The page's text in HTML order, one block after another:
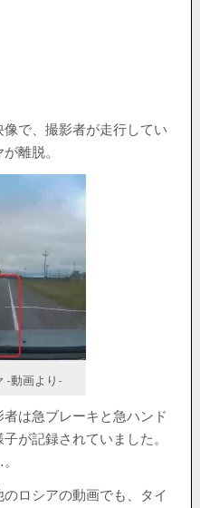
で、撮影者が走行してい
離脱。
-動画より-
は急ブレーキと急ハンド
が記録されていました。
ロシアの動画でも、タイ